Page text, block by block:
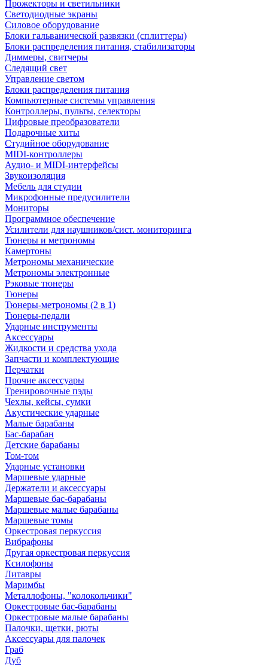
Прожекторы и светильники
Светодиодные экраны
Силовое оборудование
Блоки гальванической развязки (сплиттеры)
Блоки распределения питания, стабилизаторы
Диммеры, свитчеры
Следящий свет
Управление светом
Блоки распределения питания
Компьютерные системы управления
Контроллеры, пульты, селекторы
Цифровые преобразователи
Подарочные хиты
Студийное оборудование
MIDI-контроллеры
Аудио- и MIDI-интерфейсы
Звукоизоляция
Мебель для студии
Микрофонные предусилители
Мониторы
Программное обеспечение
Усилители для наушников/сист. мониторинга
Тюнеры и метрономы
Камертоны
Метрономы механические
Метрономы электронные
Рэковые тюнеры
Тюнеры
Тюнеры-метрономы (2 в 1)
Тюнеры-педали
Ударные инструменты
Аксессуары
Жидкости и средства ухода
Запчасти и комплектующие
Перчатки
Прочие аксессуары
Тренировочные пэды
Чехлы, кейсы, сумки
Акустические ударные
Mалые барабаны
Бас-барабан
Детские барабаны
Том-том
Ударные установки
Маршевые ударные
Держатели и аксессуары
Маршевые бас-барабаны
Маршевые малые барабаны
Маршевые томы
Оркестровая перкуссия
Вибрафоны
Другая оркестровая перкуссия
Ксилофоны
Литавры
Маримбы
Металлофоны, "колокольчики"
Оркестровые бас-барабаны
Оркестровые малые барабаны
Палочки, щетки, рюты
Аксессуары для палочек
Граб
Дуб